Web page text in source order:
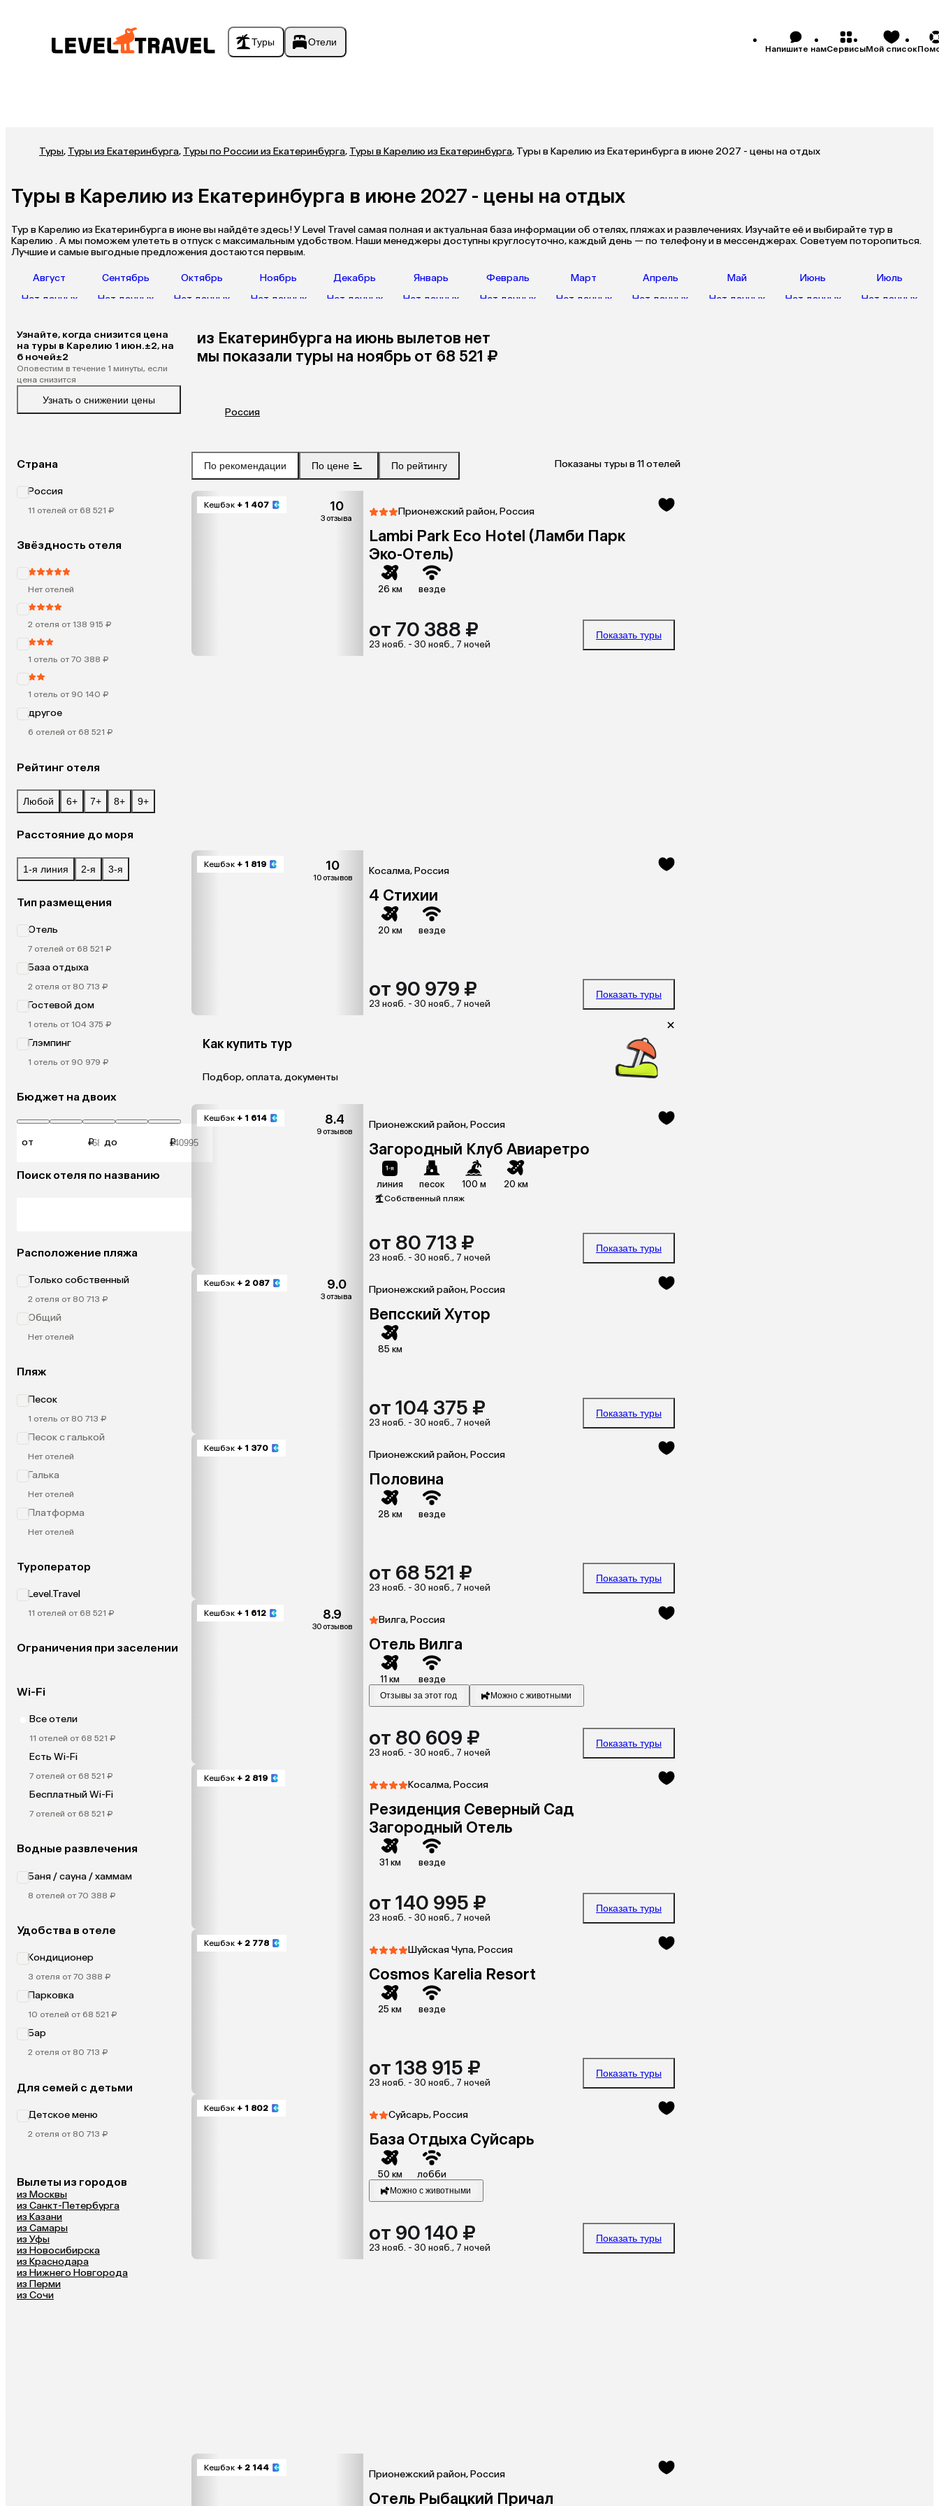
Туры Отели
Напишите намСервисыМой список
Туры, Туры из Екатеринбурга, Туры по России из Екатеринбурга, Туры в Карелию из Екатеринбурга, Туры в Карелию из Екатеринбурга в июне 2027 - цены на отдых
Туры в Карелию из Екатеринбурга в июне 2027 - цены на отдых
Тур в Карелию из Екатеринбурга в июне вы найдёте здесь! У Level Travel самая полная и актуальная база информации об отелях, пляжах и развлечениях. Изучайте её и выбирайте тур в
Карелию . А мы поможем улететь в отпуск с максимальным удобством. Наши менеджеры доступны круглосуточно, каждый день — по телефону и в мессенджерах. Советуем поторопиться.
Лучшие и самые выгодные предложения достаются первым.
Август
Нет данных
Сентябрь
Нет данных
Октябрь
Нет данных
Ноябрь
Нет данных
Декабрь
Нет данных
Январь
Нет данных
Февраль
Нет данных
Март
Нет данных
Апрель
Нет данных
Май
Нет данных
Июнь
Нет данных
Июль
Нет данных
Узнайте, когда снизится цена
на туры в Карелию 1 июн.±2, на
6 ночей±2
Оповестим в течение 1 минуты, если
цена снизится
Узнать о снижении цены
Страна
Россия
11 отелей от 68 521 ₽
Звёздность отеля
Нет отелей
2 отеля от 138 915 ₽
1 отель от 70 388 ₽
1 отель от 90 140 ₽
другое
6 отелей от 68 521 ₽
Рейтинг отеля
Любой 6+ 7+ 8+ 9+
Расстояние до моря
1-я линия 2-я 3-я
Тип размещения
Отель
7 отелей от 68 521 ₽
База отдыха
2 отеля от 80 713 ₽
Гостевой дом
1 отель от 104 375 ₽
Глэмпинг
1 отель от 90 979 ₽
Бюджет на двоих
от ₽ до ₽
Поиск отеля по названию
Расположение пляжа
Только собственный
2 отеля от 80 713 ₽
Общий
Нет отелей
Пляж
Песок
1 отель от 80 713 ₽
Песок с галькой
Нет отелей
Галька
Нет отелей
Платформа
Нет отелей
Туроператор
Level.Travel
11 отелей от 68 521 ₽
Ограничения при заселении
Wi-Fi
Все отели
11 отелей от 68 521 ₽
Есть Wi-Fi
7 отелей от 68 521 ₽
Бесплатный Wi-Fi
7 отелей от 68 521 ₽
Водные развлечения
Баня / сауна / хаммам
8 отелей от 70 388 ₽
Удобства в отеле
Кондиционер
3 отеля от 70 388 ₽
Парковка
10 отелей от 68 521 ₽
Бар
2 отеля от 80 713 ₽
Для семей с детьми
Детское меню
2 отеля от 80 713 ₽
Вылеты из городов
из Москвы
из Санкт-Петербурга
из Казани
из Самары
из Уфы
из Новосибирска
из Краснодара
из Нижнего Новгорода
из Перми
из Сочи
из Екатеринбурга на июнь вылетов нет
мы показали туры на ноябрь от 68 521 ₽
Россия
По рекомендации По цене По рейтингу Показаны туры в 11 отелей
Кешбэк + 1 407 10
3 отзыва
Прионежский район, Россия
Lambi Park Eco Hotel (Ламби Парк
Эко-Отель)
26 км везде
от 70 388 ₽
23 нояб. - 30 нояб., 7 ночей
Показать туры
Кешбэк + 1 819 10
10 отзывов
Косалма, Россия
4 Стихии
20 км везде
от 90 979 ₽
23 нояб. - 30 нояб., 7 ночей
Показать туры
Как купить тур
Подбор, оплата, документы
Кешбэк + 1 614 8.4
9 отзывов
Прионежский район, Россия
Загородный Клуб Авиаретро
линия песок 100 м 20 км
Собственный пляж
от 80 713 ₽
23 нояб. - 30 нояб., 7 ночей
Показать туры
Кешбэк + 2 087 9.0
3 отзыва
Прионежский район, Россия
Вепсский Хутор
85 км
от 104 375 ₽
23 нояб. - 30 нояб., 7 ночей
Показать туры
Кешбэк + 1 370
Прионежский район, Россия
Половина
28 км везде
от 68 521 ₽
23 нояб. - 30 нояб., 7 ночей
Показать туры
Кешбэк + 1 612 8.9
30 отзывов
Вилга, Россия
Отель Вилга
11 км везде
Отзывы за этот год Можно с животными
от 80 609 ₽
23 нояб. - 30 нояб., 7 ночей
Показать туры
Кешбэк + 2 819
Косалма, Россия
Резиденция Северный Сад
Загородный Отель
31 км везде
от 140 995 ₽
23 нояб. - 30 нояб., 7 ночей
Показать туры
Кешбэк + 2 778
Шуйская Чупа, Россия
Cosmos Karelia Resort
25 км везде
от 138 915 ₽
23 нояб. - 30 нояб., 7 ночей
Показать туры
Кешбэк + 1 802
Суйсарь, Россия
База Отдыха Суйсарь
50 км лобби
Можно с животными
от 90 140 ₽
23 нояб. - 30 нояб., 7 ночей
Показать туры
Кешбэк + 2 144
Прионежский район, Россия
Отель Рыбацкий Причал